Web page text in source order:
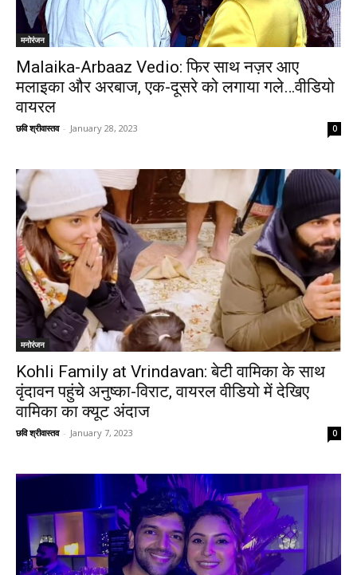
मनोरंजन
Malaika-Arbaaz Vedio: फिर साथ नज़र आए
मलाइका और अरबाज, एक-दूसरे को लगाया गले…वीडियो
वायरल
छवि श्रीवास्तव - January 28, 2023 0
मनोरंजन
Kohli Family at Vrindavan: बेटी वामिका के साथ
वृंदावन पहुंचे अनुष्का-विराट, वायरल वीडियो में देखिए
वामिका का क्यूट अंदाज
छवि श्रीवास्तव - January 7, 2023 0